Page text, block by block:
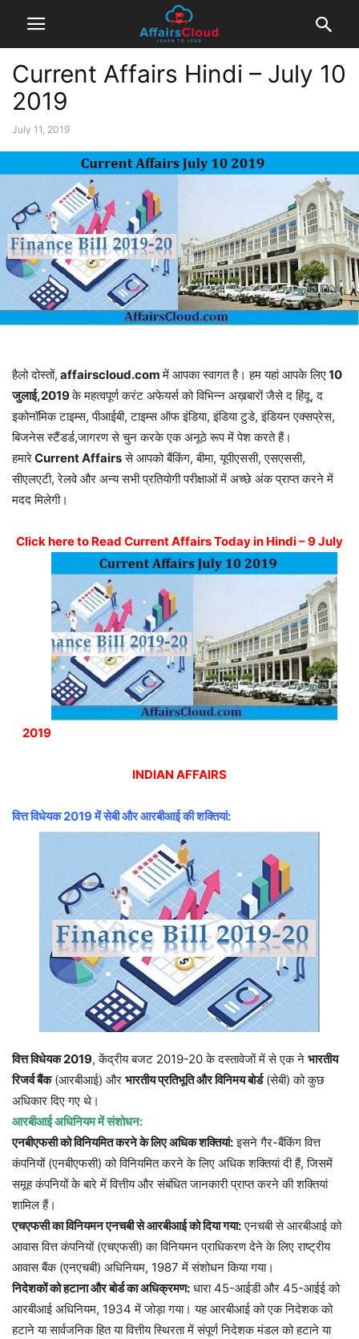
Current Affairs Hindi – July 10
2019
July 11, 2019
हैलो दोस्तों, affairscloud.comमें आपका स्वागत है। हम यहां आपके लिए10
जुलाई,2019के महत्वपूर्ण करंट अफेयर्स को विभिन्न अख़बारों जैसे द हिंदू, द
इकोनॉमिक टाइम्स, पीआईबी, टाइम्स ऑफ इंडिया, इंडिया टुडे, इंडियन एक्सप्रेस,
बिजनेस स्टैंडर्ड,जागरण से चुन करके एक अनूठे रूप में पेश करते हैं।
हमारेCurrent Affairsसे आपको बैंकिंग, बीमा, यूपीएससी, एसएससी,
सीएलएटी, रेलवे और अन्य सभी प्रतियोगी परीक्षाओं में अच्छे अंक प्राप्त करने में
मदद मिलेगी।
Click here to Read Current Affairs Today in Hindi – 9 July
2019
INDIAN AFFAIRS
वित्त विधेयक 2019 में सेबी और आरबीआई की शक्तियां:
वित्त विधेयक 2019, केंद्रीय बजट 2019-20 के दस्तावेजों में से एक ने भारतीय
रिजर्व बैंक(आरबीआई) और भारतीय प्रतिभूति और विनिमय बोर्ड(सेबी) को कुछ
अधिकार दिए गए थे।
आरबीआई अधिनियम में संशोधन:
एनबीएफसी को विनियमित करने के लिए अधिक शक्तियां:इसने गैर-बैंकिंग वित्त
कंपनियों (एनबीएफसी) को विनियमित करने के लिए अधिक शक्तियां दी हैं, जिसमें
समूह कंपनियों के बारे में वित्तीय और संबंधित जानकारी प्राप्त करने की शक्तियां
शामिल हैं।
एचएफसी का विनियमन एनचबी से आरबीआई को दिया गया:एनचबी से आरबीआई को
आवास वित्त कंपनियों (एचएफसी) का विनियमन प्राधिकरण देने के लिए राष्ट्रीय
आवास बैंक (एनएचबी) अधिनियम, 1987 में संशोधन किया गया।
निदेशकों को हटाना और बोर्ड का अधिक्रमण: धारा 45-आईडी और 45-आईई को
आरबीआई अधिनियम, 1934 में जोड़ा गया। यह आरबीआई को एक निदेशक को
हटाने या सार्वजनिक हित या वित्तीय स्थिरता में संपूर्ण निदेशक मंडल को हटाने या